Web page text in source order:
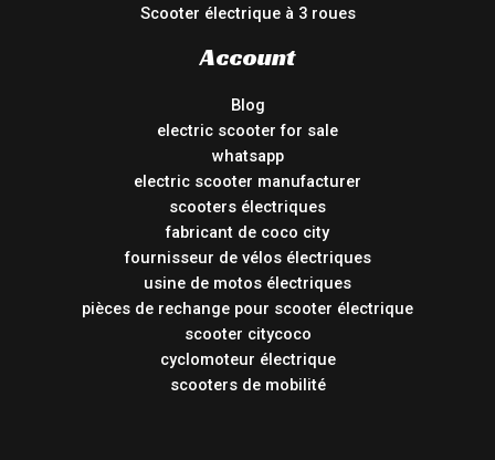
Scooter électrique à 3 roues
Account
Blog
electric scooter for sale
whatsapp
electric scooter manufacturer
scooters électriques
fabricant de coco city
fournisseur de vélos électriques
usine de motos électriques
pièces de rechange pour scooter électrique
scooter citycoco
cyclomoteur électrique
scooters de mobilité